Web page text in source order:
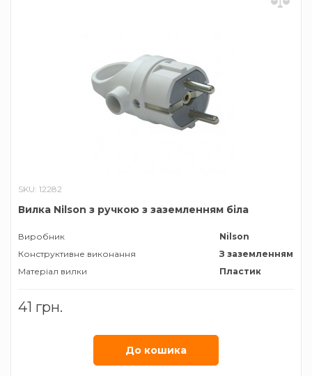
SKU: 12282
Вилка Nilson з ручкою з заземленням біла
Виробник
Nilson
Конструктивне виконання
З заземленням
Матеріал вилки
Пластик
41 грн.
До кошика